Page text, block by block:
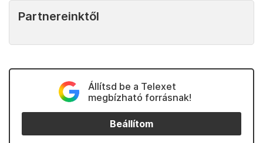
Partnereinktől
Állítsd be a Telexet
megbízható forrásnak!
Beállítom